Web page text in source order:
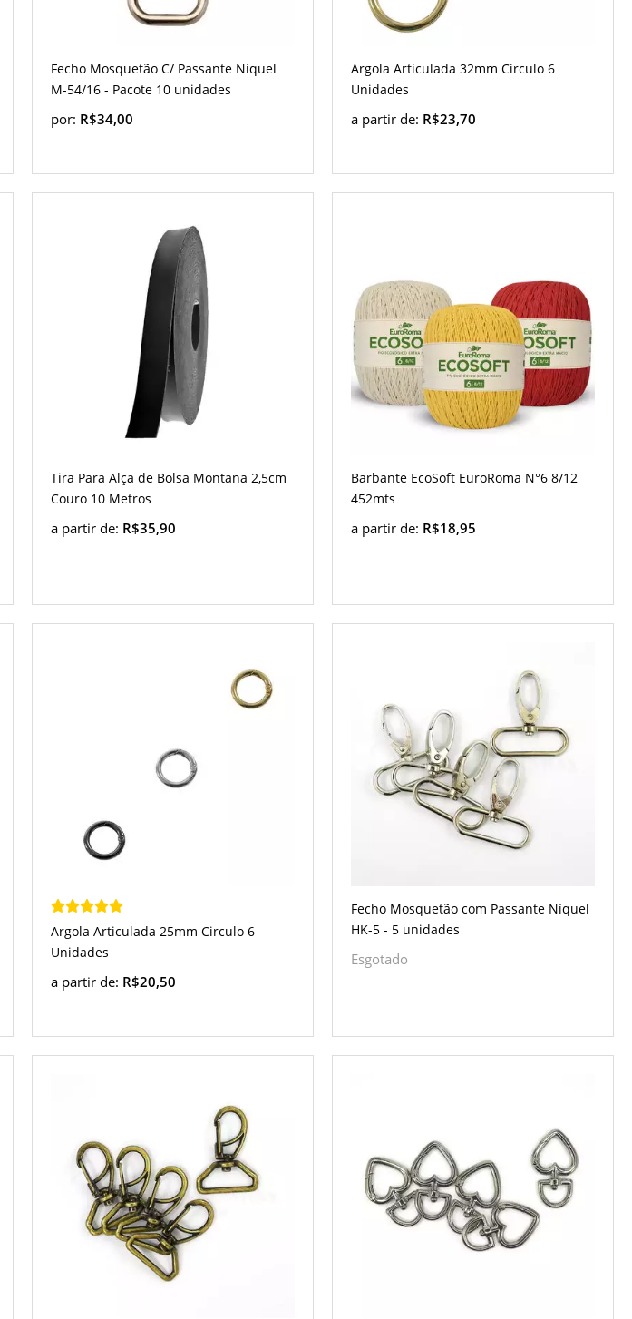
Fecho Mosquetão C/ Passante Níquel
M-54/16 - Pacote 10 unidades
por: R$34,00
Argola Articulada 32mm Circulo 6
Unidades
a partir de: R$23,70
Tira Para Alça de Bolsa Montana 2,5cm
Couro 10 Metros
a partir de: R$35,90
Barbante EcoSoft EuroRoma N°6 8/12
452mts
a partir de: R$18,95
Argola Articulada 25mm Circulo 6
Unidades
a partir de: R$20,50
Fecho Mosquetão com Passante Níquel
HK-5 - 5 unidades
Esgotado